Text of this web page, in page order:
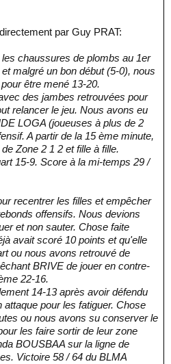
par Guy PRAT:
chaussures de plombs au 1er
malgré un bon début (5-0), nous
être mené 13-20.
des jambes retrouvées pour
relancer le jeu. Nous avons eu
LOGA (joueuses à plus de 2
A partir de la 15 ème minute,
Zone 2 1 2 et fille à fille.
15-9. Score à la mi-temps 29 /
recentrer les filles et empêcher
offensifs. Nous devions
et non sauter. Chose faite
avait scoré 10 points et qu'elle
ou nous avons retrouvé de
BRIVE de jouer en contre-
22-16.
14-13 après avoir défendu
pour les fatiguer. Chose
ou nous avons su conserver le
les faire sortir de leur zone
BOUSBAA sur la ligne de
Victoire 58 / 64 du BLMA